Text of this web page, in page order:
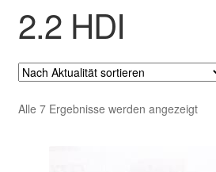
Datenschutz-Bestimmungen
Impressum
Kasse
2.2 HDI
Alle 7 Ergebnisse werden angezeigtNach